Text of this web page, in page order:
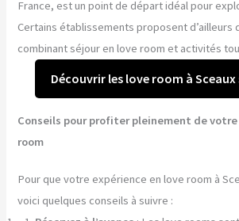
France, est un point de départ idéal pour
Certains établissements proposent d’ailleurs
combinant séjour en love room et activités
Découvrir les love room à
Conseils pour profiter pleinement de votre
room
Pour que votre expérience en love room à
voici quelques conseils à suivre :